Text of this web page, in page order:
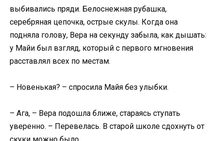
выбивались пряди. Белоснежная рубашка,
серебряная цепочка, острые скулы. Когда она
подняла голову, Вера на секунду забыла, как дышать:
у Майи был взгляд, который с первого мгновения
расставлял всех по местам.
– Новенькая? – спросила Майя без улыбки.
– Ага, – Вера подошла ближе, стараясь ступать
уверенно. – Перевелась. В старой школе сдохнуть от